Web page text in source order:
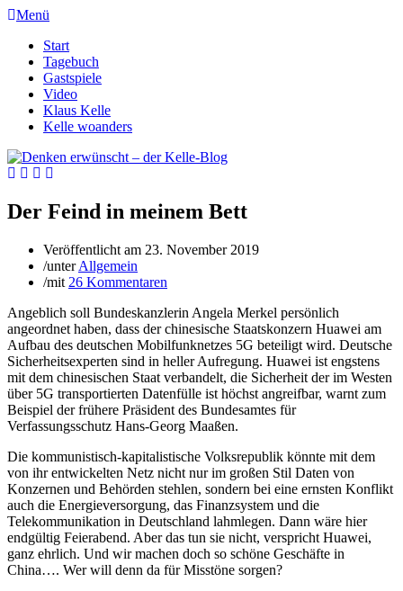
Menü
Start
Tagebuch
Gastspiele
Video
Klaus Kelle
Kelle woanders
Der Feind in meinem Bett
Veröffentlicht am 23. November 2019
/unterAllgemein
/mit 26 Kommentaren
Angeblich soll Bundeskanzlerin Angela Merkel persönlich
angeordnet haben, dass der chinesische Staatskonzern Huawei am
Aufbau des deutschen Mobilfunknetzes 5G beteiligt wird. Deutsche
Sicherheitsexperten sind in heller Aufregung. Huawei ist engstens
mit dem chinesischen Staat verbandelt, die Sicherheit der im Westen
über 5G transportierten Datenfülle ist höchst angreifbar, warnt zum
Beispiel der frühere Präsident des Bundesamtes für
Verfassungsschutz Hans-Georg Maaßen.
Die kommunistisch-kapitalistische Volksrepublik könnte mit dem
von ihr entwickelten Netz nicht nur im großen Stil Daten von
Konzernen und Behörden stehlen, sondern bei eine ernsten Konflikt
auch die Energieversorgung, das Finanzsystem und die
Telekommunikation in Deutschland lahmlegen. Dann wäre hier
endgültig Feierabend. Aber das tun sie nicht, verspricht Huawei,
ganz ehrlich. Und wir machen doch so schöne Geschäfte in
China…. Wer will denn da für Misstöne sorgen?